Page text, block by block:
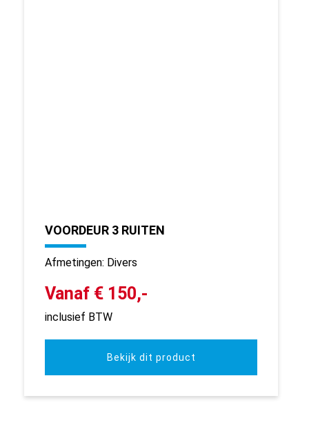
VOORDEUR 3 RUITEN
Afmetingen: Divers
Vanaf € 150,-
inclusief BTW
Bekijk dit product